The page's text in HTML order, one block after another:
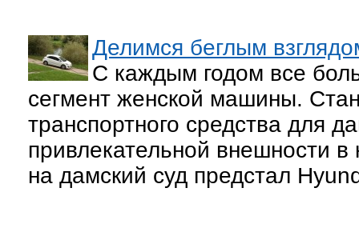
Делимся беглым
С каждым годом все
сегмент женской машины.
транспортного средства для
привлекательной внешности
на дамский суд предстал